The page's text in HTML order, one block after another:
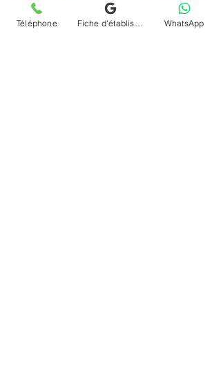
Téléphone WhatsApp